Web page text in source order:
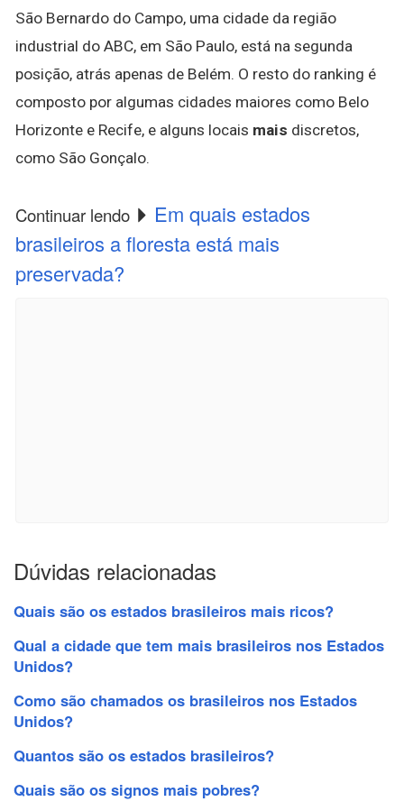
São Bernardo do Campo, uma cidade da região
industrial do ABC, em São Paulo, está na segunda
posição, atrás apenas de Belém. O resto do ranking é
composto por algumas cidades maiores como Belo
Horizonte e Recife, e alguns locais mais discretos,
como São Gonçalo.
Continuar lendo
Em quais estados
brasileiros a floresta está mais
preservada?
Dúvidas relacionadas
Quais são os estados brasileiros mais ricos?
Qual a cidade que tem mais brasileiros nos Estados
Unidos?
Como são chamados os brasileiros nos Estados
Unidos?
Quantos são os estados brasileiros?
Quais são os signos mais pobres?